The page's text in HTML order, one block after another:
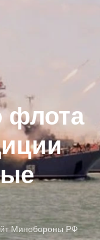
флота
Минобороны РФ